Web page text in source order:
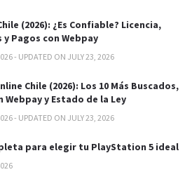
(2026): ¿Es Confiable? Licencia,
y Pagos con Webpay
- UPDATED ON JULY 23, 2026
Chile (2026): Los 10 Más Buscados,
Webpay y Estado de la Ley
- UPDATED ON JULY 23, 2026
para elegir tu PlayStation 5 ideal